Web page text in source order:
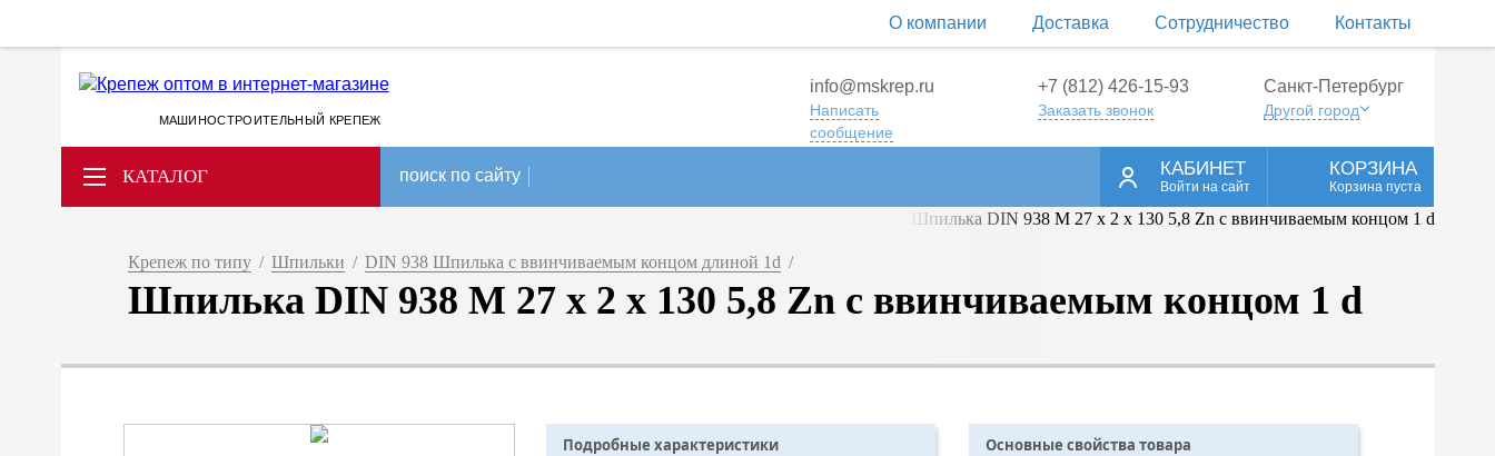
О компании Доставка Сотрудничество Контакты
МАШИНОСТРОИТЕЛЬНЫЙ КРЕПЕЖ
info@mskrep.ru
Написать
сообщение
+7 (812) 426-15-93
Заказать звонок
Санкт-Петербург
Другой город
КАТАЛОГ поиск по сайту КАБИНЕТ
Войти на сайт
КОРЗИНА
Корзина пуста
Крепеж по типу / Шпильки / DIN 938 Шпилька с ввинчиваемым концом длиной 1d /
Шпилька DIN 938 M 27 х 2 х 130 5,8 Zn с ввинчиваемым концом 1 d
Подробные характеристики Основные свойства товара